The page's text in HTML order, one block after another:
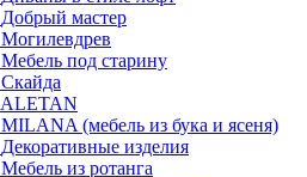
Добрый мастер
Могилевдрев
Мебель под старину
Скайда
ALETAN
MILANA (мебель из бука и ясеня)
Декоративные изделия
Мебель из ротанга